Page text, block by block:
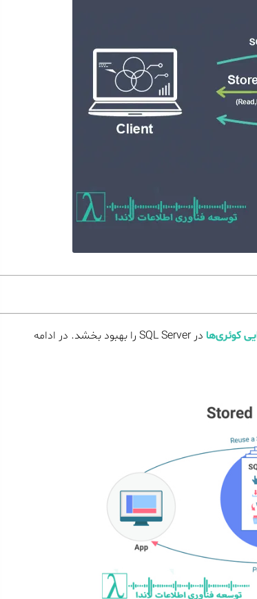
کوئری‌ها
در SQL Server را بهبود بخشد. در ادامه